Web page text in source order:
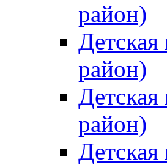
район)
район)
район)